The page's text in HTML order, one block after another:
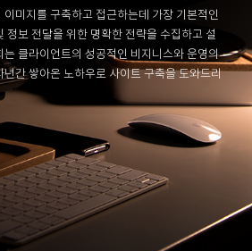
미지를 구축하고 접근하는데 가장 기본적인
정보 전달을 위한 명확한 전략을 수집하고 설
클라이언트의 성공적인 비지니스와 운영의
간 쌓아온 노하우로 사이트 구축을 도와드리